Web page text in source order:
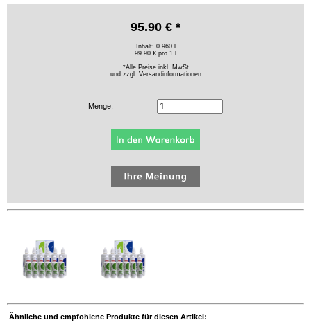
95.90 € *
Inhalt: 0.960 l
99.90 € pro 1 l
*Alle Preise inkl. MwSt
und zzgl. Versandinformationen
Menge:
Ähnliche und empfohlene Produkte für diesen Artikel: